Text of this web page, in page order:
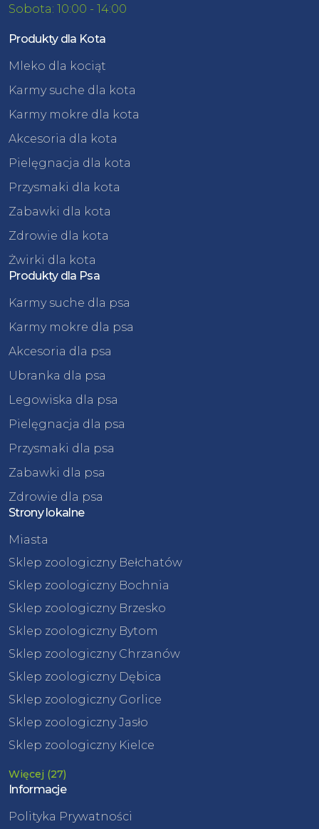
Sobota: 10:00 - 14:00
Produkty dla Kota
Mleko dla kociąt
Karmy suche dla kota
Karmy mokre dla kota
Akcesoria dla kota
Pielęgnacja dla kota
Przysmaki dla kota
Zabawki dla kota
Zdrowie dla kota
Żwirki dla kota
Produkty dla Psa
Karmy suche dla psa
Karmy mokre dla psa
Akcesoria dla psa
Ubranka dla psa
Legowiska dla psa
Pielęgnacja dla psa
Przysmaki dla psa
Zabawki dla psa
Zdrowie dla psa
Strony lokalne
Miasta
Sklep zoologiczny Bełchatów
Sklep zoologiczny Bochnia
Sklep zoologiczny Brzesko
Sklep zoologiczny Bytom
Sklep zoologiczny Chrzanów
Sklep zoologiczny Dębica
Sklep zoologiczny Gorlice
Sklep zoologiczny Jasło
Sklep zoologiczny Kielce
Więcej (27)
Informacje
Polityka Prywatności